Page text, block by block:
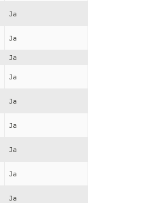
Ja
Ja
Ja
Ja
Ja
Ja
Ja
Ja
Ja